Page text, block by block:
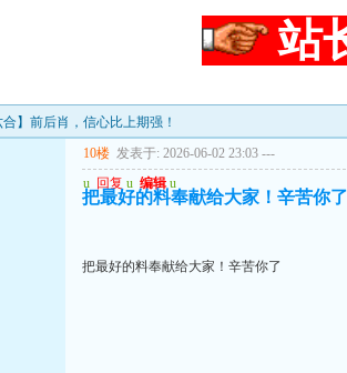
站
】前后肖，信心比上期强！
10楼 发表于: 2026-06-02 23:03 ---
u 回复 u 编辑 u
把最好的料奉献给大家！辛苦你了
把最好的料奉献给大家！辛苦你了